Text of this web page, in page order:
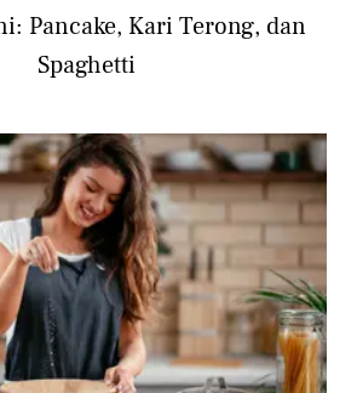
Pancake, Kari Terong, dan
Spaghetti